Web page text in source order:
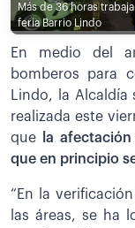
Más de 36 horas
feria Barrio Lindo
En medio del
bomberos para
Lindo, la Alcaldía
realizada este
que
la
que en principio
“En la
las áreas, se ha